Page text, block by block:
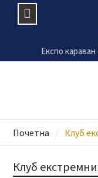
content
Експо
Вучић: Србија и
Почетна Клуб
Клуб